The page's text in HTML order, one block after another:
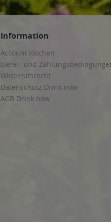
Information
Account löschen
Liefer- und
Widerrufsrecht
Datenschutz Drink now
AGB Drink now